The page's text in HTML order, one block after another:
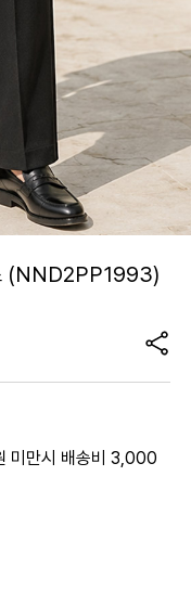
(NND2PP1993)
미만시 배송비 3,000